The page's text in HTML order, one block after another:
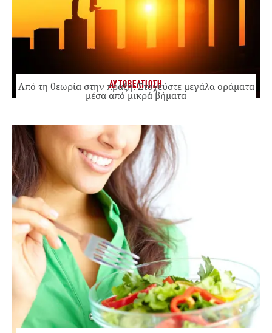
ΑΥΤΟΒΕΛΤΙΩΣΗ
Από τη θεωρία στην πράξη: Στοχεύστε μεγάλα οράματα
μέσα από μικρά βήματα